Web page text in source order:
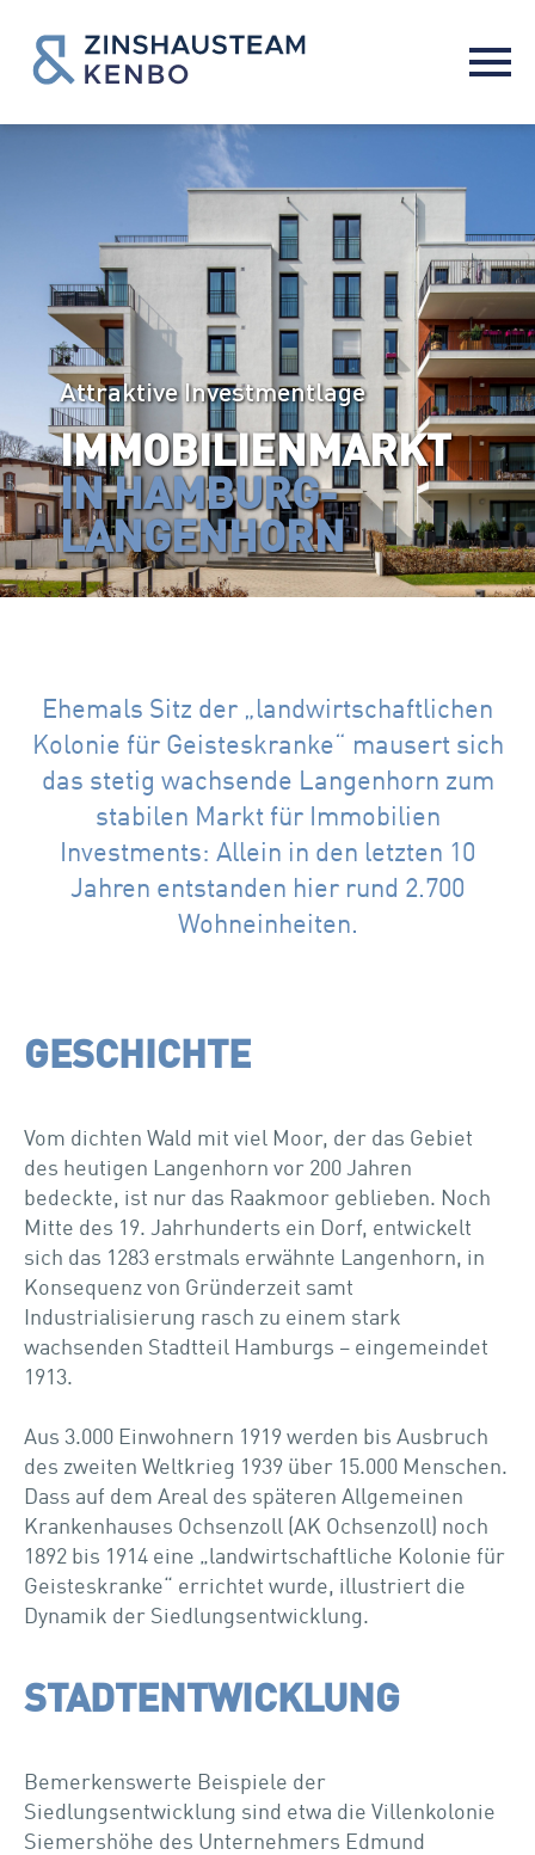
Attraktive Investmentlage
IMMOBILIENMARKT
IN HAMBURG-
LANGENHORN
Ehemals Sitz der „landwirtschaftlichen
Kolonie für Geisteskranke“ mausert sich
das stetig wachsende Langenhorn zum
stabilen Markt für Immobilien
Investments: Allein in den letzten 10
Jahren entstanden hier rund 2.700
Wohneinheiten.
GESCHICHTE
Vom dichten Wald mit viel Moor, der das Gebiet
des heutigen Langenhorn vor 200 Jahren
bedeckte, ist nur das Raakmoor geblieben. Noch
Mitte des 19. Jahrhunderts ein Dorf, entwickelt
sich das 1283 erstmals erwähnte Langenhorn, in
Konsequenz von Gründerzeit samt
Industrialisierung rasch zu einem stark
wachsenden Stadtteil Hamburgs – eingemeindet
1913.
Aus 3.000 Einwohnern 1919 werden bis Ausbruch
des zweiten Weltkrieg 1939 über 15.000 Menschen.
Dass auf dem Areal des späteren Allgemeinen
Krankenhauses Ochsenzoll (AK Ochsenzoll) noch
1892 bis 1914 eine „landwirtschaftliche Kolonie für
Geisteskranke“ errichtet wurde, illustriert die
Dynamik der Siedlungsentwicklung.
STADTENT­WICKLUNG
Bemerkenswerte Beispiele der
Siedlungsentwicklung sind etwa die Villenkolonie
Siemershöhe des Unternehmers Edmund